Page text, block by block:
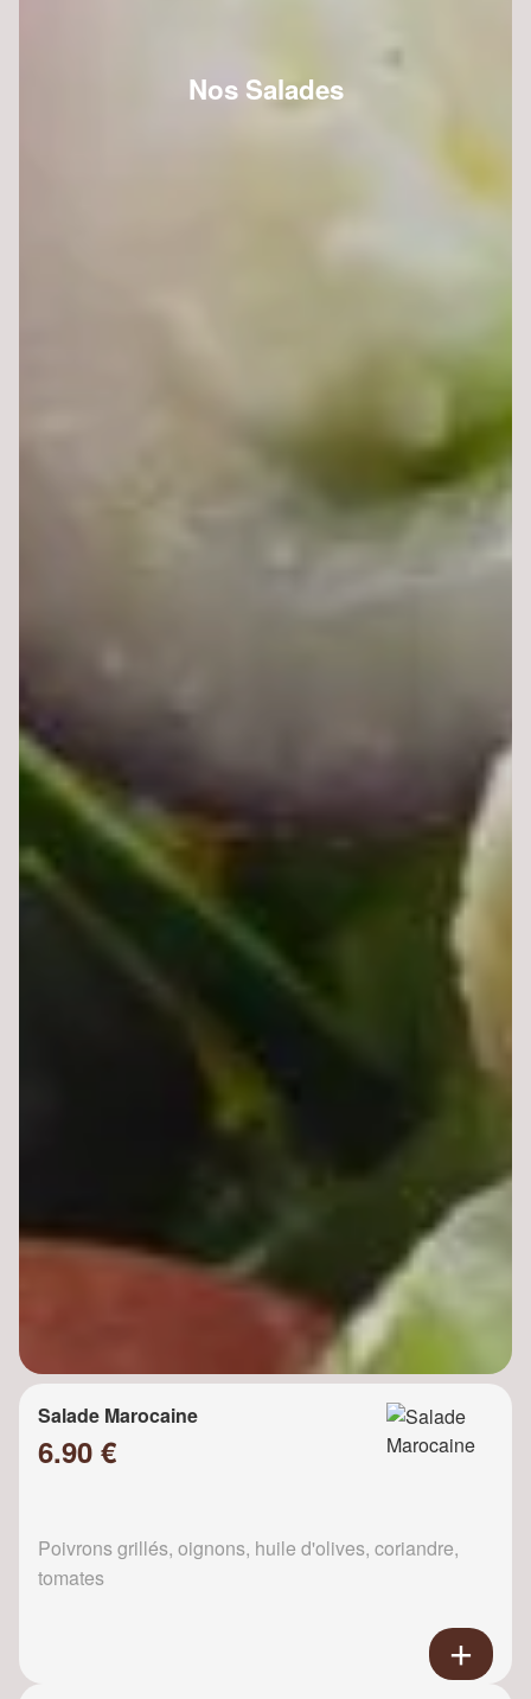
Nos Salades
Salade Marocaine
6.90 €
Poivrons grillés, oignons, huile d'olives, coriandre,
tomates